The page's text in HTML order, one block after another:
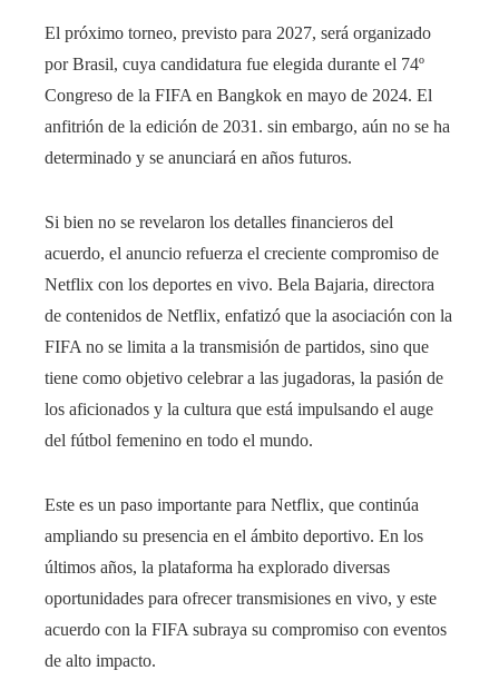
El próximo torneo, previsto para 2027, será organizado
por Brasil, cuya candidatura fue elegida durante el 74º
Congreso de la FIFA en Bangkok en mayo de 2024. El
anfitrión de la edición de 2031. sin embargo, aún no se ha
determinado y se anunciará en años futuros.
Si bien no se revelaron los detalles financieros del
acuerdo, el anuncio refuerza el creciente compromiso de
Netflix con los deportes en vivo. Bela Bajaria, directora
de contenidos de Netflix, enfatizó que la asociación con la
FIFA no se limita a la transmisión de partidos, sino que
tiene como objetivo celebrar a las jugadoras, la pasión de
los aficionados y la cultura que está impulsando el auge
del fútbol femenino en todo el mundo.
Este es un paso importante para Netflix, que continúa
ampliando su presencia en el ámbito deportivo. En los
últimos años, la plataforma ha explorado diversas
oportunidades para ofrecer transmisiones en vivo, y este
acuerdo con la FIFA subraya su compromiso con eventos
de alto impacto.